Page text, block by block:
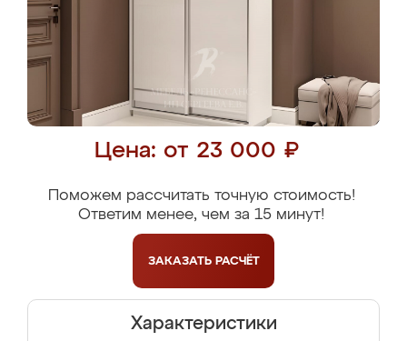
Цена: от 23 000 ₽
Поможем рассчитать точную стоимость!
Ответим менее, чем за 15 минут!
ЗАКАЗАТЬ РАСЧЁТ
Характеристики